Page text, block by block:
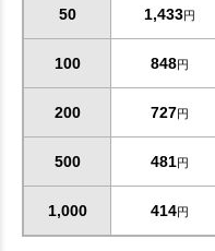
50 1,433円
100 848円
200 727円
500 481円
1,000 414円